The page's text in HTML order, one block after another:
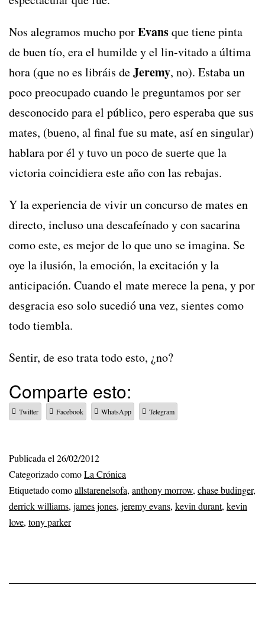
Nos alegramos mucho porEvansque tiene pinta
de buen tío, era el humilde y el lin-vitado a última
hora (que no es libráis deJeremy, no). Estaba un
poco preocupado cuando le preguntamos por ser
desconocido para el público, pero esperaba que sus
mates, (bueno, al final fue su mate, así en singular)
hablara por él y tuvo un poco de suerte que la
victoria coincidiera este año con las rebajas.
Y la experiencia de vivir un concurso de mates en
directo, incluso una descafeínado y con sacarina
como este, es mejor de lo que uno se imagina. Se
oye la ilusión, la emoción, la excitación y la
anticipación. Cuando el mate merece la pena, y por
desgracia eso solo sucedió una vez, sientes como
todo tiembla.
Sentir, de eso trata todo esto, ¿no?
Comparte esto:
Twitter Facebook WhatsApp Telegram
Publicada el 26/02/2012
Categorizado comoLa Crónica
Etiquetado comoallstarenelsofa, anthony morrow, chase budinger,
derrick williams, james jones, jeremy evans, kevin durant, kevin
love, tony parker